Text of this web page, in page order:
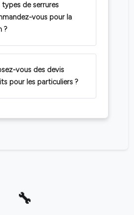
types de serrures
vous pour la
?
vous des devis
pour les particuliers ?